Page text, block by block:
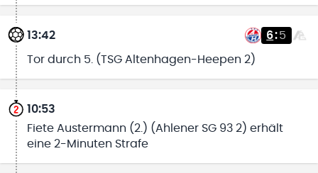
13:42 6:5
Tor durch 5. (TSG Altenhagen-Heepen 2)
10:53
Fiete Austermann (2.) (Ahlener SG 93 2) erhält
eine 2-Minuten Strafe